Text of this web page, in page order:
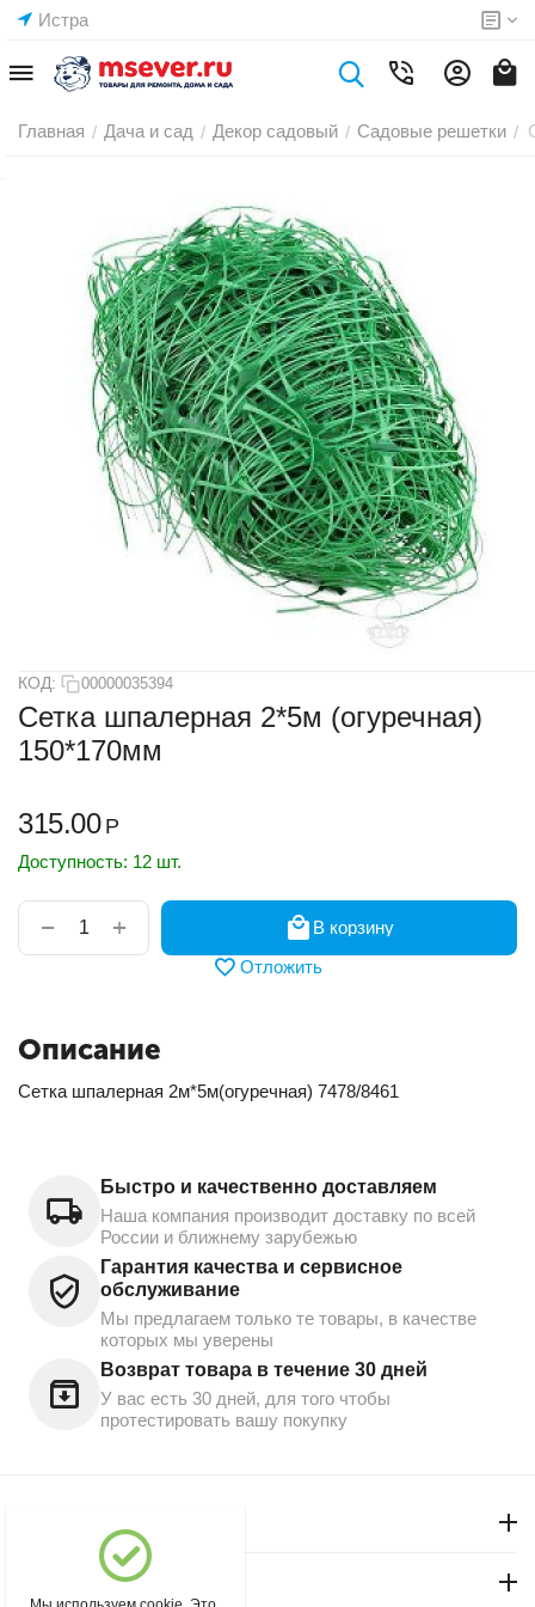
Истра
Главная / Дача и сад / Декор садовый / Садовые решетки /
КОД: 00000035394
Сетка шпалерная 2*5м (огуречная)
150*170мм
315.00 Р
Доступность: 12 шт.
+
−
В корзину
Отложить
Описание
Сетка шпалерная 2м*5м(огуречная) 7478/8461
Быстро и качественно доставляем
Наша компания производит доставку по всей
России и ближнему зарубежью
Гарантия качества и сервисное
обслуживание
Мы предлагаем только те товары, в качестве
которых мы уверены
Возврат товара в течение 30 дней
У вас есть 30 дней, для того чтобы
протестировать вашу покупку
Магазин "Северный"